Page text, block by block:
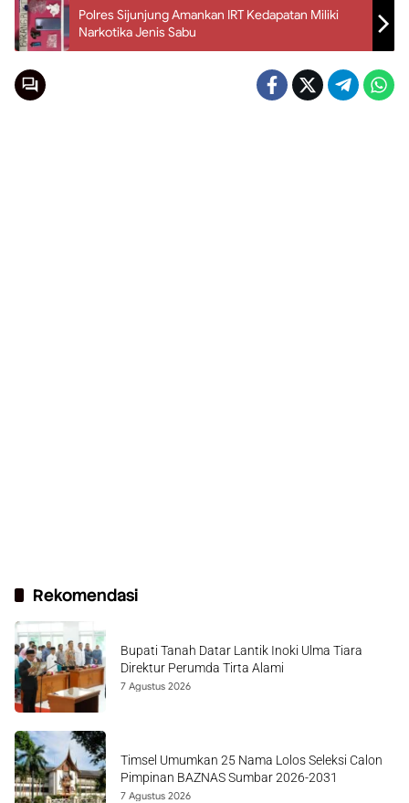
Polres Sijunjung Amankan IRT Kedapatan Miliki
Narkotika Jenis Sabu
Rekomendasi
Bupati Tanah Datar Lantik Inoki Ulma Tiara
Direktur Perumda Tirta Alami
7 Agustus 2026
Timsel Umumkan 25 Nama Lolos Seleksi Calon
Pimpinan BAZNAS Sumbar 2026-2031
7 Agustus 2026